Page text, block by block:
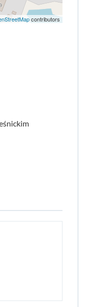
contributors